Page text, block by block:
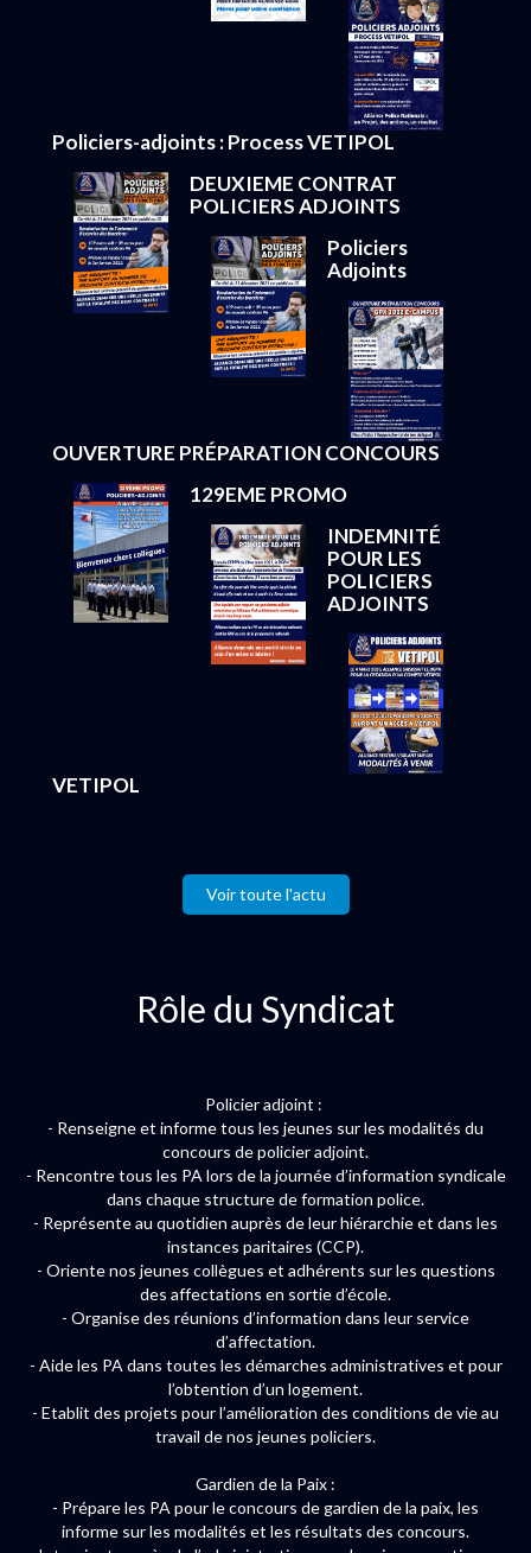
Policiers-adjoints : Process VETIPOL
DEUXIEME CONTRAT
POLICIERS ADJOINTS
Policiers
Adjoints
OUVERTURE PRÉPARATION CONCOURS
129EME PROMO
INDEMNITÉ
POUR LES
POLICIERS
ADJOINTS
VETIPOL
Voir toute l'actu
Rôle du Syndicat
Policier adjoint :
- Renseigne et informe tous les jeunes sur les modalités du
concours de policier adjoint.
- Rencontre tous les PA lors de la journée d’information syndicale
dans chaque structure de formation police.
- Représente au quotidien auprès de leur hiérarchie et dans les
instances paritaires (CCP).
- Oriente nos jeunes collègues et adhérents sur les questions
des affectations en sortie d’école.
- Organise des réunions d’information dans leur service
d’affectation.
- Aide les PA dans toutes les démarches administratives et pour
l’obtention d’un logement.
- Etablit des projets pour l’amélioration des conditions de vie au
travail de nos jeunes policiers.
Gardien de la Paix :
- Prépare les PA pour le concours de gardien de la paix, les
informe sur les modalités et les résultats des concours.